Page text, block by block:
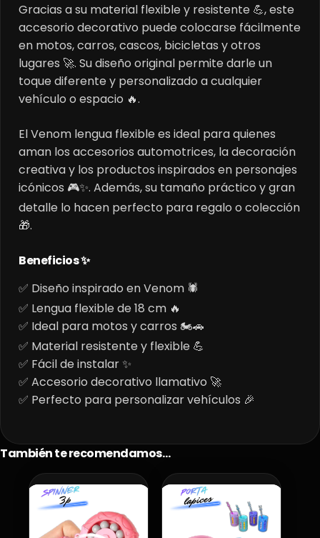
Gracias a su material flexible y resistente 💪, este
accesorio decorativo puede colocarse fácilmente
en motos, carros, cascos, bicicletas y otros
lugares 🚀. Su diseño original permite darle un
toque diferente y personalizado a cualquier
vehículo o espacio 🔥.
El Venom lengua flexible es ideal para quienes
aman los accesorios automotrices, la decoración
creativa y los productos inspirados en personajes
icónicos 🎮✨. Además, su tamaño práctico y gran
detalle lo hacen perfecto para regalo o colección
🎁.
Beneficios ✨
✅ Diseño inspirado en Venom 🕷️
✅ Lengua flexible de 18 cm 🔥
✅ Ideal para motos y carros 🏍️🚗
✅ Material resistente y flexible 💪
✅ Fácil de instalar ✨
✅ Accesorio decorativo llamativo 🚀
✅ Perfecto para personalizar vehículos 🎉
También te recomendamos…